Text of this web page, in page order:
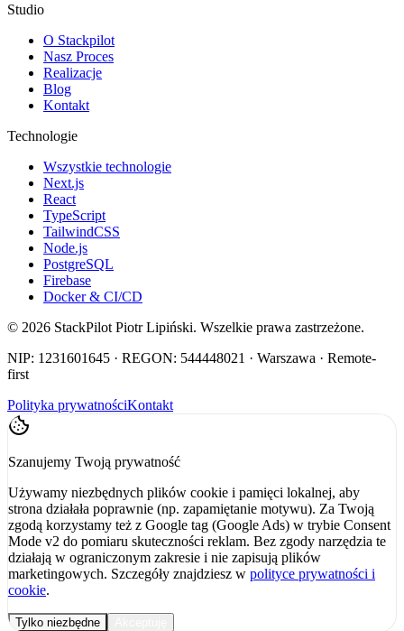
Studio
O Stackpilot
Nasz Proces
Realizacje
Blog
Kontakt
Technologie
Wszystkie technologie
Next.js
React
TypeScript
TailwindCSS
Node.js
PostgreSQL
Firebase
Docker & CI/CD
© 2026 StackPilot Piotr Lipiński. Wszelkie prawa zastrzeżone.
NIP: 1231601645 · REGON: 544448021 · Warszawa · Remote-
first
Polityka prywatnościKontakt
Szanujemy Twoją prywatność
Używamy niezbędnych plików cookie i pamięci lokalnej, aby
strona działała poprawnie (np. zapamiętanie motywu). Za Twoją
zgodą korzystamy też z Google tag (Google Ads) w trybie Consent
Mode v2 do pomiaru skuteczności reklam. Bez zgody narzędzia te
działają w ograniczonym zakresie i nie zapisują plików
marketingowych. Szczegóły znajdziesz w polityce prywatności i
cookie.
Tylko niezbędne